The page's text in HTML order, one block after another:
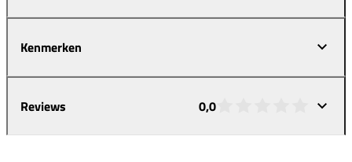
Kenmerken
Reviews 0,0